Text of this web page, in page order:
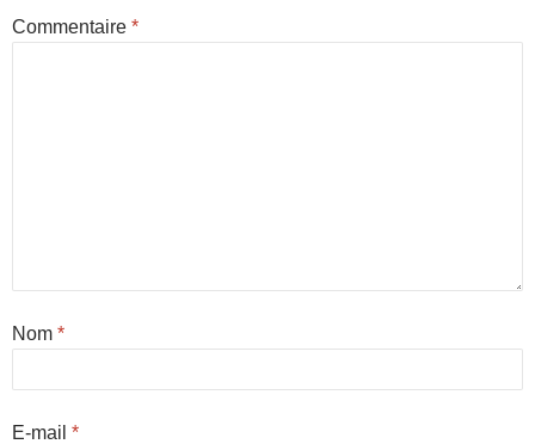
Commentaire *
Nom *
E-mail *